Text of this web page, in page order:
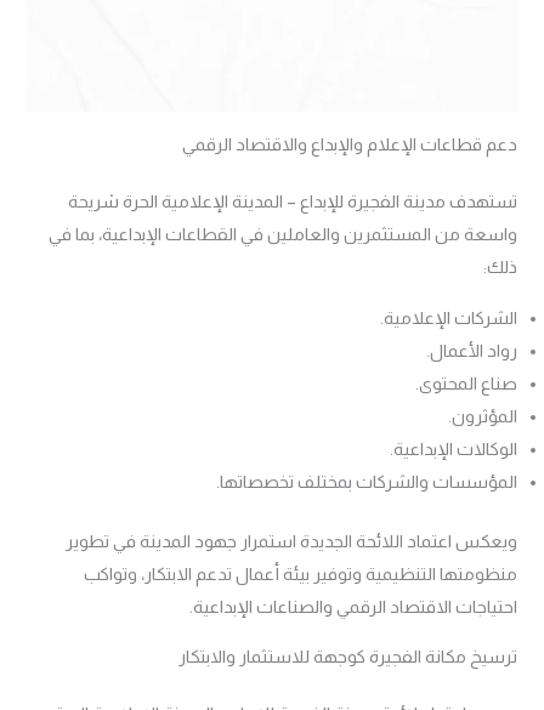
دعم قطاعات الإعلام والإبداع والاقتصاد الرقمي
تستهدف مدينة الفجيرة للإبداع – المدينة الإعلامية الحرة شريحة
واسعة من المستثمرين والعاملين في القطاعات الإبداعية، بما في
ذلك:
الشركات الإعلامية.
رواد الأعمال.
صناع المحتوى.
المؤثرون.
الوكالات الإبداعية.
المؤسسات والشركات بمختلف تخصصاتها.
ويعكس اعتماد اللائحة الجديدة استمرار جهود المدينة في تطوير
منظومتها التنظيمية وتوفير بيئة أعمال تدعم الابتكار، وتواكب
احتياجات الاقتصاد الرقمي والصناعات الإبداعية.
ترسيخ مكانة الفجيرة كوجهة للاستثمار والابتكار